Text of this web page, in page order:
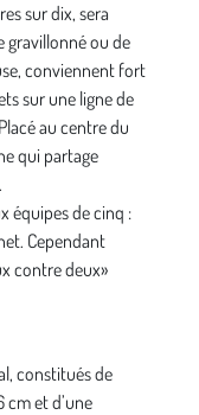
sur dix, sera
gravillonné ou de
conviennent fort
sur une ligne de
au centre du
qui partage
équipes de cinq :
Cependant
contre deux»
constitués de
cm et d’une